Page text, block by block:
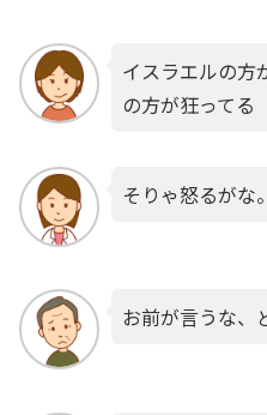
イスラエルの方
の方が狂ってる
そりゃ怒るがな。
お前が言うな、